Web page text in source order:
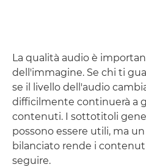
La qualità audio è
dell'immagine. Se chi ti
se il livello dell'audio
difficilmente continuerà a
contenuti. I sottotitoli
possono essere utili, ma
bilanciato rende i
seguire.